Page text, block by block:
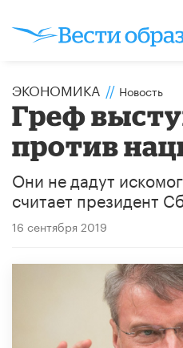
ЭКОНОМИКА // Новость
Греф
против
Они не дадут
считает президент
16 сентября 2019